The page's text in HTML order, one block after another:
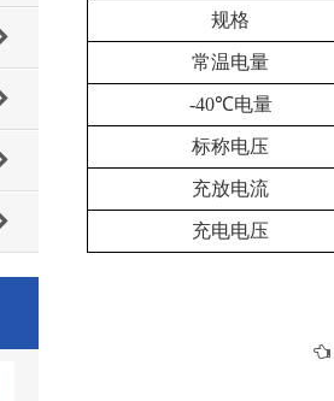
规格
常温电量
-40℃电量
标称电压
充放电流
充电电压